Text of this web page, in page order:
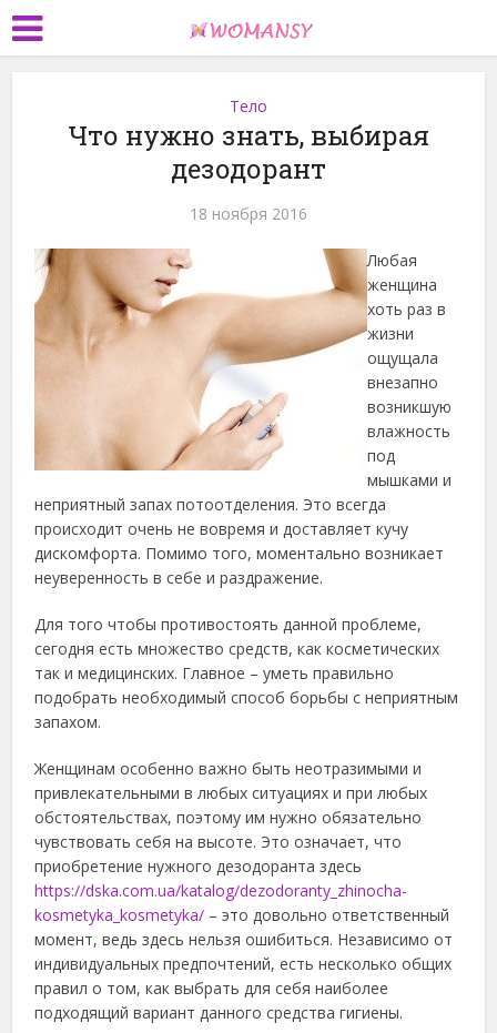
Тело
Что нужно знать, выбирая
дезодорант
18 ноября 2016
Любая
женщина
хоть раз в
жизни
ощущала
внезапно
возникшую
влажность
под
мышками и
неприятный запах потоотделения. Это всегда
происходит очень не вовремя и доставляет кучу
дискомфорта. Помимо того, моментально возникает
неуверенность в себе и раздражение.
Для того чтобы противостоять данной проблеме,
сегодня есть множество средств, как косметических
так и медицинских. Главное – уметь правильно
подобрать необходимый способ борьбы с неприятным
запахом.
Женщинам особенно важно быть неотразимыми и
привлекательными в любых ситуациях и при любых
обстоятельствах, поэтому им нужно обязательно
чувствовать себя на высоте. Это означает, что
приобретение нужного дезодоранта здесь
https://dska.com.ua/katalog/dezodoranty_zhinocha-
kosmetyka_kosmetyka/ – это довольно ответственный
момент, ведь здесь нельзя ошибиться. Независимо от
индивидуальных предпочтений, есть несколько общих
правил о том, как выбрать для себя наиболее
подходящий вариант данного средства гигиены.